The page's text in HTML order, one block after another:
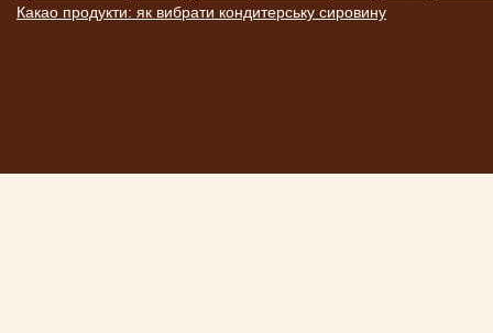
Какао продукти: як вибрати кондитерську сировину